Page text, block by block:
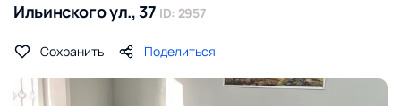
Ильинского ул., 37 ID: 2957
Сохранить Поделиться